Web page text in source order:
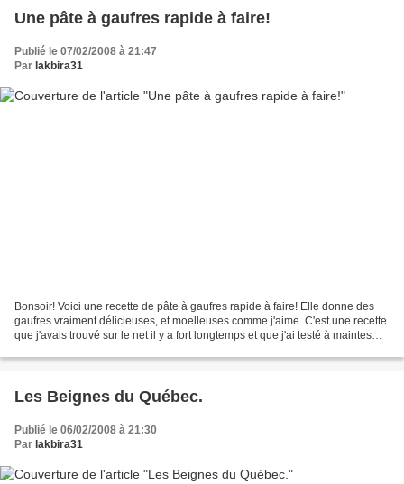
Une pâte à gaufres rapide à faire!
Publié le 07/02/2008 à 21:47
Par lakbira31
Bonsoir! Voici une recette de pâte à gaufres rapide à faire! Elle donne des
gaufres vraiment délicieuses, et moelleuses comme j'aime. C'est une recette
que j'avais trouvé sur le net il y a fort longtemps et que j'ai testé à maintes
Les Beignes du Québec.
Publié le 06/02/2008 à 21:30
Par lakbira31